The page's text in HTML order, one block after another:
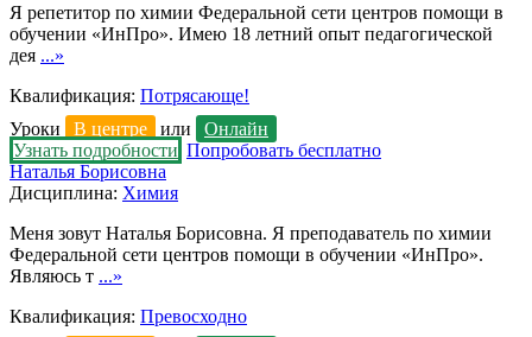
Я репетитор по химии Федеральной сети центров помощи в
обучении «ИнПро». Имею 18 летний опыт педагогической
дея ...»
Квалификация: Потрясающе!
Уроки
В центре или
Онлайн
Узнать подробности Попробовать бесплатно
Наталья Борисовна
Дисциплина: Химия
Меня зовут Наталья Борисовна. Я преподаватель по химии
Федеральной сети центров помощи в обучении «ИнПро».
Являюсь т ...»
Квалификация: Превосходно